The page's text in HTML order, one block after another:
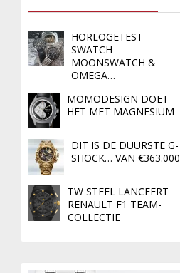
HORLOGETEST –
SWATCH
MOONSWATCH &
OMEGA…
MOMODESIGN DOET
HET MET MAGNESIUM
DIT IS DE DUURSTE G-
SHOCK… VAN €363.000
TW STEEL LANCEERT
RENAULT F1 TEAM-
COLLECTIE